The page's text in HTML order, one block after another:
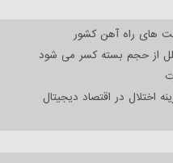
های راه آهن کشور
از حجم بسته کسر می شود
اختلال در اقتصاد دیجیتال